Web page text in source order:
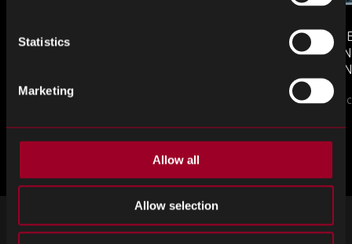
Statistics
Marketing
Allow all
Allow selection
MONTHLY MARKET INSIGHTS
The July issue of Re…
AND
TO KNOW
Counterfeit
ニュースレターの登録